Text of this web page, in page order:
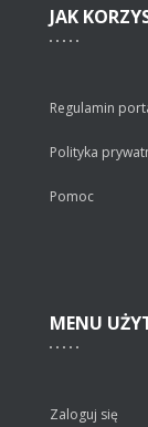
JAK
Regulamin
Polityka
Pomoc
MENU
Zaloguj się